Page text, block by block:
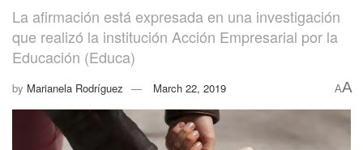
La afirmación está expresada en una investigación
que realizó la institución Acción Empresarial por la
Educación (Educa)
by Marianela Rodríguez March 22, 2019 AA